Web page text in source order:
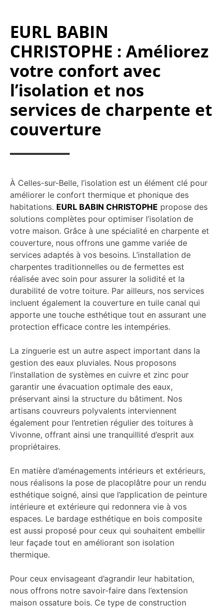
EURL BABIN
CHRISTOPHE : Améliorez
votre confort avec
l’isolation et nos
services de charpente et
couverture
À Celles-sur-Belle, l’isolation est un élément clé pour
améliorer le confort thermique et phonique des
habitations. EURL BABIN CHRISTOPHE propose des
solutions complètes pour optimiser l’isolation de
votre maison. Grâce à une spécialité en charpente et
couverture, nous offrons une gamme variée de
services adaptés à vos besoins. L’installation de
charpentes traditionnelles ou de fermettes est
réalisée avec soin pour assurer la solidité et la
durabilité de votre toiture. Par ailleurs, nos services
incluent également la couverture en tuile canal qui
apporte une touche esthétique tout en assurant une
protection efficace contre les intempéries.
La zinguerie est un autre aspect important dans la
gestion des eaux pluviales. Nous proposons
l’installation de systèmes en cuivre et zinc pour
garantir une évacuation optimale des eaux,
préservant ainsi la structure du bâtiment. Nos
artisans couvreurs polyvalents interviennent
également pour l’entretien régulier des toitures à
Vivonne, offrant ainsi une tranquillité d’esprit aux
propriétaires.
En matière d’aménagements intérieurs et extérieurs,
nous réalisons la pose de placoplâtre pour un rendu
esthétique soigné, ainsi que l’application de peinture
intérieure et extérieure qui redonnera vie à vos
espaces. Le bardage esthétique en bois composite
est aussi proposé pour ceux qui souhaitent embellir
leur façade tout en améliorant son isolation
thermique.
Pour ceux envisageant d’agrandir leur habitation,
nous offrons notre savoir-faire dans l’extension
maison ossature bois. Ce type de construction